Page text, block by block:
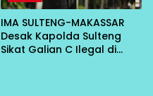
IMA SULTENG-MAKASSAR
Desak Kapolda Sulteng
Sikat Galian C Ilegal di